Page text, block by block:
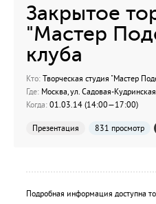
Закрытое
"Мастер
клуба
Кто: Творческая студия "Мастер
Где: Москва, ул. Садовая-
Когда: 01.03.14 (14:00—17:00)
Презентация 831 просмотр
Подробная информация доступна